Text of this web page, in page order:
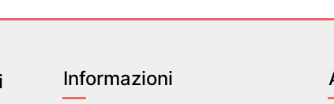
Informazioni